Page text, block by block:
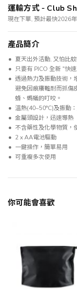
運輸方式 - Club
現在下單, 預計最快2026
產品簡介
夏天出外活動, 又怕比
只要有 PICO 全新 "快
透過熱力及振動技術，
避免因痕癢難耐而抓傷
蜂、螞蟻的叮咬。
溫熱(40~50°C)及振動
金屬頭設計，迅速導熱
不含藥性及化學物質，
2 x AA電池驅動
一鍵操作，簡單易用
可重複多次使用
你可能會喜歡